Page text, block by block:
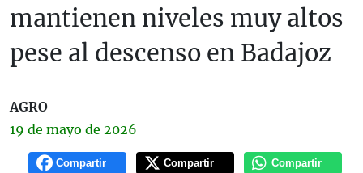
mantienen niveles muy altos
pese al descenso en Badajoz
AGRO
19 de mayo de 2026
Compartir Compartir Compartir